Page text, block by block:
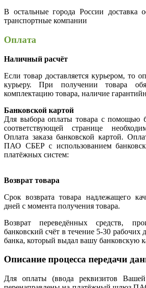
В остальные города России доставка
транспортные компании
Оплата
Наличный расчёт
Если товар доставляется курьером, то
курьеру. При получении товара
комплектацию товара, наличие
Банковской картой
Для выбора оплаты товара с помощью
соответствующей странице
Оплата заказа банковской картой.
ПАО СБЕР с использованием
платёжных систем:
Возврат товара
Срок возврата товара надлежащего
дней с момента получения товара.
Возврат переведённых средств,
банковский счёт в течение 5-30 рабочих
банка, который выдал вашу банковскую
Описание процесса передачи
Для оплаты (ввода реквизитов